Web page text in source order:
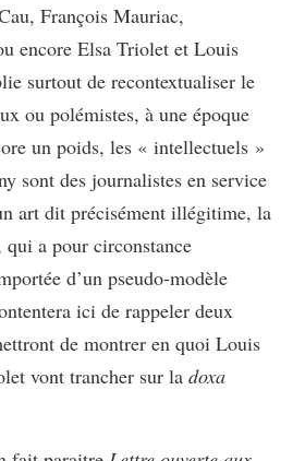
François Mauriac,
encore Elsa Triolet et Louis
surtout de recontextualiser le
ou polémistes, à une époque
un poids, les « intellectuels »
sont des journalistes en service
art dit précisément illégitime, la
qui a pour circonstance
d’un pseudo-modèle
ici de rappeler deux
de montrer en quoi Louis
vont trancher sur la doxa